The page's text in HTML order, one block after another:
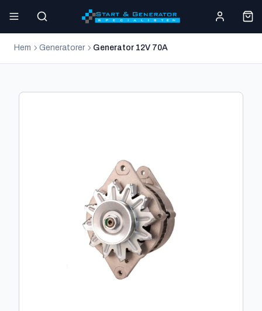
Hem Generatorer Generator 12V 70A